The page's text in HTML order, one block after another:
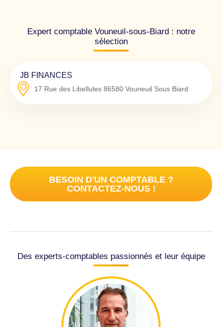
Expert comptable Vouneuil-sous-Biard : notre
sélection
JB FINANCES
17 Rue des Libellules 86580 Vouneuil Sous Biard
BESOIN D'UN COMPTABLE ?
CONTACTEZ-NOUS !
Des experts-comptables passionnés et leur équipe